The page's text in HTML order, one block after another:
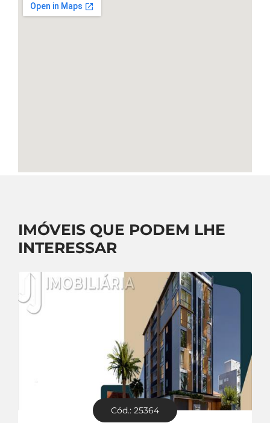
IMÓVEIS QUE PODEM LHE
INTERESSAR
Cód.: 25364